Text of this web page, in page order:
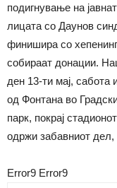
подигнување на
лицата со Даунов
финишира со
собираат донации.
ден 13-ти мај, сабота
од Фонтана во
парк, покрај
одржи забавниот дел,
Error9 Error9